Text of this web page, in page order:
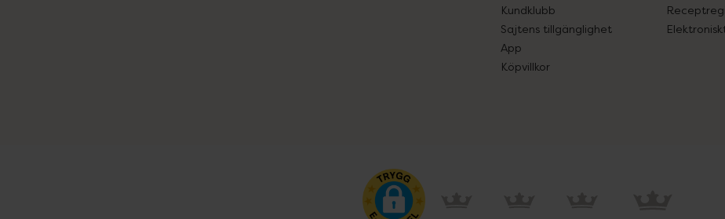
Kundklubb
Sajtens tillgänglighet
App
Köpvillkor